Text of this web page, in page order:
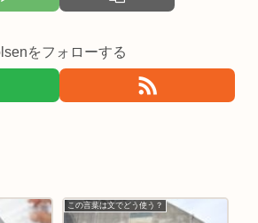
をフォローする
この言葉は文でどう使う？